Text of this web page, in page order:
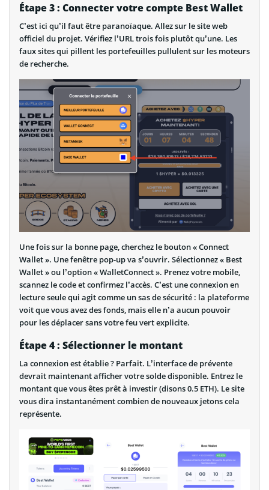
Étape 3 : Connecter votre compte Best Wallet
C’est ici qu’il faut être paranoïaque. Allez sur le site web
officiel du projet. Vérifiez l’URL trois fois plutôt qu’une. Les
faux sites qui pillent les portefeuilles pullulent sur les moteurs
de recherche.
Une fois sur la bonne page, cherchez le bouton « Connect
Wallet ». Une fenêtre pop-up va s’ouvrir. Sélectionnez « Best
Wallet » ou l’option « WalletConnect ». Prenez votre mobile,
scannez le code et confirmez l’accès. C’est une connexion en
lecture seule qui agit comme un sas de sécurité : la plateforme
voit que vous avez des fonds, mais elle n’a aucun pouvoir
pour les déplacer sans votre feu vert explicite.
Étape 4 : Sélectionner le montant
La connexion est établie ? Parfait. L’interface de prévente
devrait maintenant afficher votre solde disponible. Entrez le
montant que vous êtes prêt à investir (disons 0.5 ETH). Le site
vous dira instantanément combien de nouveaux jetons cela
représente.